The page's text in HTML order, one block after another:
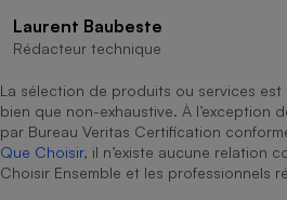
Laurent Baubeste
Rédacteur technique
La sélection de produits ou services
bien que non-exhaustive. À l’exception
par Bureau Veritas Certification
Que Choisir, il n’existe aucune relation
Choisir Ensemble et les professionnels